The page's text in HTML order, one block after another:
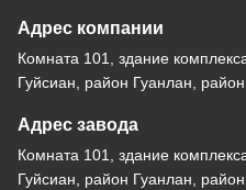
Адрес компании
Комната 101, здание
Гуйсиан, район Гуанлан,
Адрес завода
Комната 101, здание
Гуйсиан, район Гуанлан,